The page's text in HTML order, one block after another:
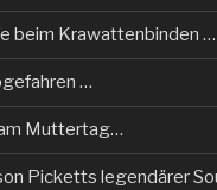
beim Krawattenbinden …
…
Muttertag…
Picketts legendärer